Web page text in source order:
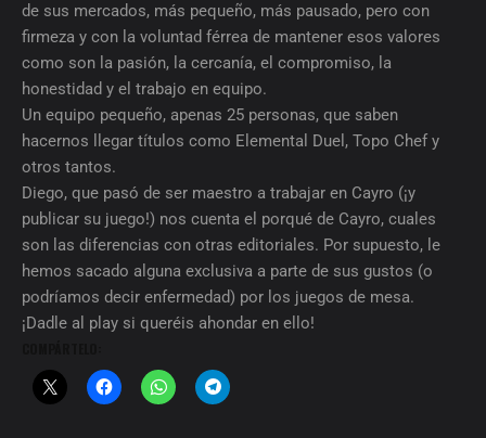
de sus mercados, más pequeño, más pausado, pero con
firmeza y con la voluntad férrea de mantener esos valores
como son la pasión, la cercanía, el compromiso, la
honestidad y el trabajo en equipo.
Un equipo pequeño, apenas 25 personas, que saben
hacernos llegar títulos como Elemental Duel, Topo Chef y
otros tantos.
Diego, que pasó de ser maestro a trabajar en Cayro (¡y
publicar su juego!) nos cuenta el porqué de Cayro, cuales
son las diferencias con otras editoriales. Por supuesto, le
hemos sacado alguna exclusiva a parte de sus gustos (o
podríamos decir enfermedad) por los juegos de mesa.
¡Dadle al play si queréis ahondar en ello!